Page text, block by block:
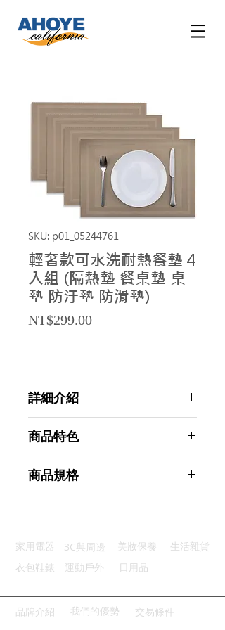
SKU: p01_05244761
輕奢款可水洗耐熱餐墊 4
入組 (隔熱墊 餐桌墊 桌
墊 防汙墊 防滑墊)
NT$299.00Price
詳細介紹
商品特色
防滑設計：編織紋路增強防滑效果
商品規格
商品型號：p01_05244761
主要材質：PVC
商品重量(g)：75
產地名稱：中國大陸
家用電器 3C與周邊 美妝保養
生活雜貨
衣包鞋錶
運動戶外 日用品
品牌介紹 我們的優勢 交易條件